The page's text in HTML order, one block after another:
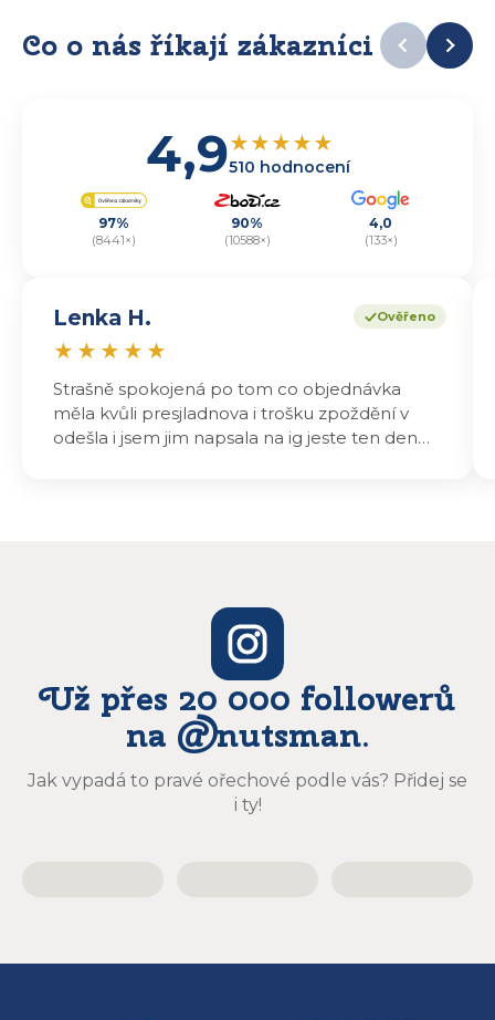
Co o nás říkají zákazníci
4,9★★★★★
510 hodnocení
97%
(8441×)
90%
(10588×)
4,0
(133×)
Ověřeno
Lenka H.
★ ★ ★ ★ ★
Strašně spokojená po tom co objednávka
měla kvůli presjladnova i trošku zpoždění v
odešla i jsem jim napsala na ig jeste ten den
Už přes 20 000 followerů
na @nutsman.
Jak vypadá to pravé ořechové podle vás? Přidej se
i ty!